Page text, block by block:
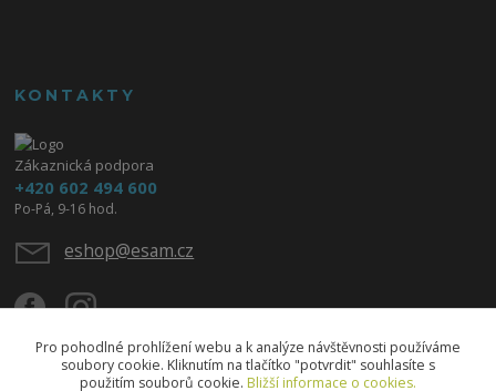
KONTAKTY
Zákaznická podpora
+420 602 494 600
Po-Pá, 9-16 hod.
eshop@esam.cz
Pro pohodlné prohlížení webu a k analýze návštěvnosti používáme
soubory cookie. Kliknutím na tlačítko "potvrdit" souhlasíte s
použitím souborů cookie. Bližší informace o cookies.